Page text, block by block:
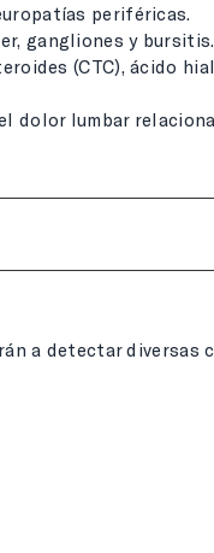
periféricas.
gangliones y bursitis.
(CTC), ácido
dolor lumbar
a detectar diversas